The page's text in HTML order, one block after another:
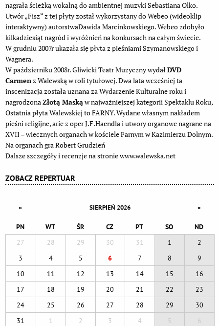
ZOBACZ REPERTUAR
« SIERPIEŃ 2026 »
PN WT ŚR CZ PT SO
ND
27
28 29 30 31 1
2
3
4 5 6 7 8
9
10
11 12 13 14 15
16
17
18 19 20 21 22
23
24
25 26 27 28 29
30
31
1 2 3 4 5 6
nagrała ścieżką wokalną do ambientnej muzyki Sebastiana Olko.
Utwór „Fisz“ z tej płyty został wykorzystany do Webeo (wideoklip
interaktywny) autorstwaDawida Marcinkowskiego. Webeo zdobyło
kilkadziesiąt nagród i wyróżnień na konkursach na całym świecie.
W grudniu 2007r ukazała się płyta z pieśniami Szymanowskiego i
Wagnera.
W październiku 2008r. Gliwicki Teatr Muzyczny wydałDVD
Carmenz Walewską w roli tytułowej. Dwa lata wcześniej ta
inscenizacja została uznana za Wydarzenie Kulturalne roku i
nagrodzonaZłotą Maskąw najważniejszej kategorii Spektaklu Roku,
Ostatnia płyta Walewskiej to FARNY. Wydane własnym nakładem
pieśni religijne, arie z oper J.F.Haendla i utwory organowe nagrane na
XVII – wiecznych organach w kościele Farnym w Kazimierzu Dolnym.
Na organach gra Robert Grudzień
Dalsze szczegóły i recenzje na stronie www.walewska.net